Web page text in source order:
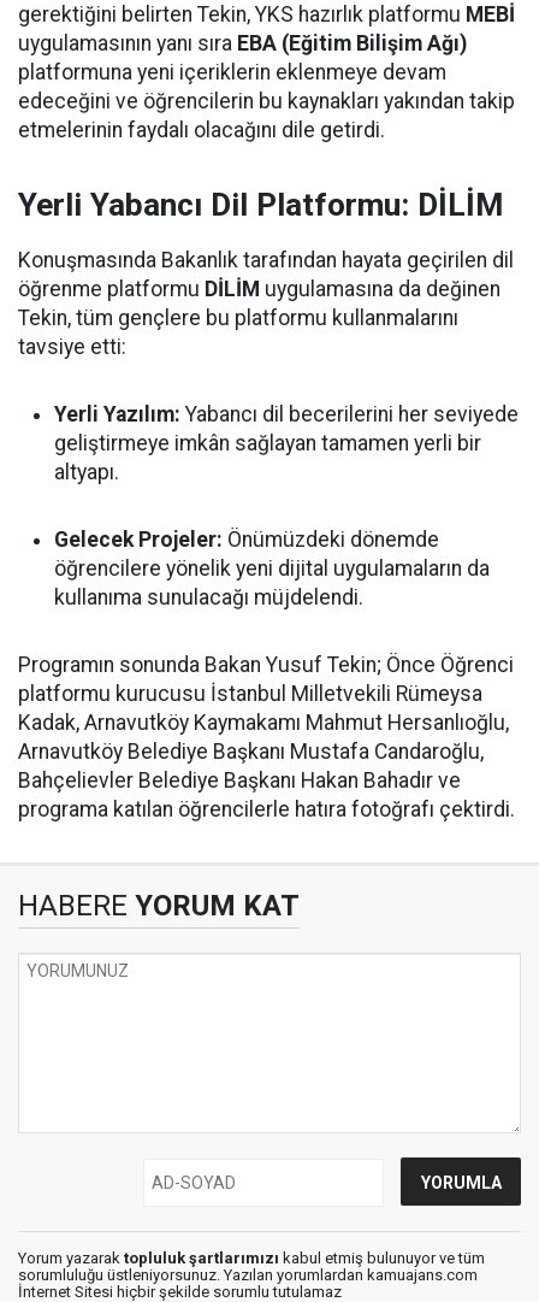
gerektiğini belirten Tekin, YKS hazırlık platformu MEBİ
uygulamasının yanı sıra EBA (Eğitim Bilişim Ağı)
platformuna yeni içeriklerin eklenmeye devam
edeceğini ve öğrencilerin bu kaynakları yakından takip
etmelerinin faydalı olacağını dile getirdi.
Yerli Yabancı Dil Platformu: DİLİM
Konuşmasında Bakanlık tarafından hayata geçirilen dil
öğrenme platformu DİLİM uygulamasına da değinen
Tekin, tüm gençlere bu platformu kullanmalarını
tavsiye etti:
Yerli Yazılım: Yabancı dil becerilerini her seviyede
geliştirmeye imkân sağlayan tamamen yerli bir
altyapı.
Gelecek Projeler: Önümüzdeki dönemde
öğrencilere yönelik yeni dijital uygulamaların da
kullanıma sunulacağı müjdelendi.
Programın sonunda Bakan Yusuf Tekin; Önce Öğrenci
platformu kurucusu İstanbul Milletvekili Rümeysa
Kadak, Arnavutköy Kaymakamı Mahmut Hersanlıoğlu,
Arnavutköy Belediye Başkanı Mustafa Candaroğlu,
Bahçelievler Belediye Başkanı Hakan Bahadır ve
programa katılan öğrencilerle hatıra fotoğrafı çektirdi.
HABERE YORUM KAT
Yorum yazarak topluluk şartlarımızı kabul etmiş bulunuyor ve tüm
sorumluluğu üstleniyorsunuz. Yazılan yorumlardan kamuajans.com
İnternet Sitesi hiçbir şekilde sorumlu tutulamaz